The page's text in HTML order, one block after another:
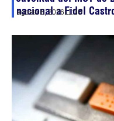
nacional a Fidel
agosto 6, 202611:30